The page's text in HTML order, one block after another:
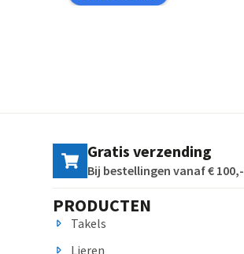
Gratis verzending
Bij bestellingen vanaf € 100,-
PRODUCTEN
Takels
Lieren